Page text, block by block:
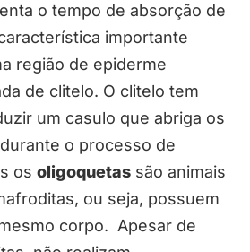
o tempo de absorção de
importante
região de epiderme
de clitelo. O clitelo tem
um casulo que abriga os
o processo de
os oligoquetas são animais
ou seja, possuem
corpo. Apesar de